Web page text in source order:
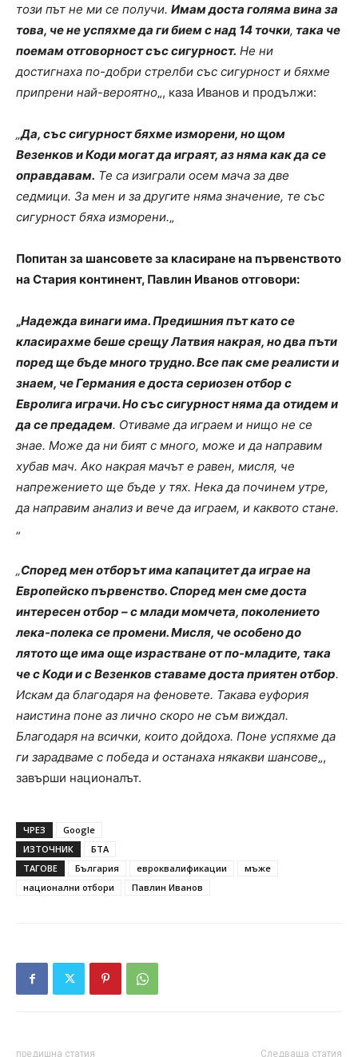
този път не ми се получи. Имам доста голяма вина за
това, че не успяхме да ги бием с над 14 точки, така че
поемам отговорност със сигурност. Не ни
достигнаха по-добри стрелби със сигурност и бяхме
припрени най-вероятно„, каза Иванов и продължи:
„Да, със сигурност бяхме изморени, но щом
Везенков и Коди могат да играят, аз няма как да се
оправдавам. Те са изиграли осем мача за две
седмици. За мен и за другите няма значение, те със
сигурност бяха изморени.„
Попитан за шансовете за класиране на първенството
на Стария континент, Павлин Иванов отговори:
„Надежда винаги има. Предишния път като се
класирахме беше срещу Латвия накрая, но два пъти
поред ще бъде много трудно. Все пак сме реалисти и
знаем, че Германия е доста сериозен отбор с
Евролига играчи. Но със сигурност няма да отидем и
да се предадем. Отиваме да играем и нищо не се
знае. Може да ни бият с много, може и да направим
хубав мач. Ако накрая мачът е равен, мисля, че
напрежението ще бъде у тях. Нека да починем утре,
да направим анализ и вече да играем, и каквото стане.
„
„Според мен отборът има капацитет да играе на
Европейско първенство. Според мен сме доста
интересен отбор – с млади момчета, поколението
лека-полека се промени. Мисля, че особено до
лятото ще има още израстване от по-младите, така
че с Коди и с Везенков ставаме доста приятен отбор.
Искам да благодаря на феновете. Такава еуфория
наистина поне аз лично скоро не съм виждал.
Благодаря на всички, които дойдоха. Поне успяхме да
ги зарадваме с победа и останаха някакви шансове„,
завърши националът.
ЧРЕЗ
Google
ИЗТОЧНИК
БТА
ТАГОВЕ
България евроквалификации
мъже
национални отбори
Павлин Иванов
предишна статия Следваща статия